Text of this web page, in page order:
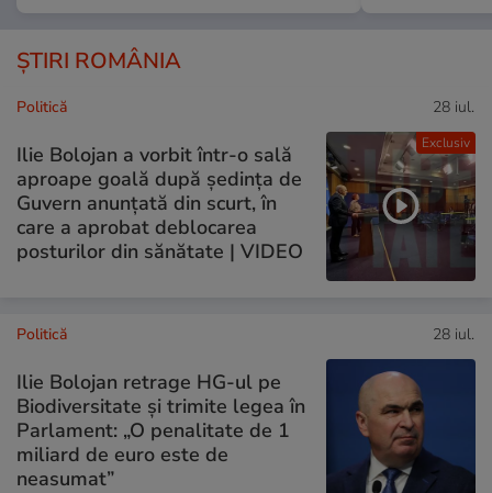
ȘTIRI ROMÂNIA
Exclusiv
Politică 28 iul.
Ilie Bolojan a vorbit într-o sală
aproape goală după ședința de
Guvern anunțată din scurt, în
care a aprobat deblocarea
posturilor din sănătate | VIDEO
Politică 28 iul.
Ilie Bolojan retrage HG-ul pe
Biodiversitate și trimite legea în
Parlament: „O penalitate de 1
miliard de euro este de
neasumat”